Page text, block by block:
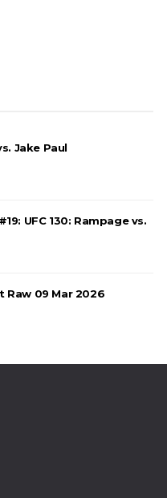
Jake Paul
UFC 130: Rampage vs.
Raw 09 Mar 2026